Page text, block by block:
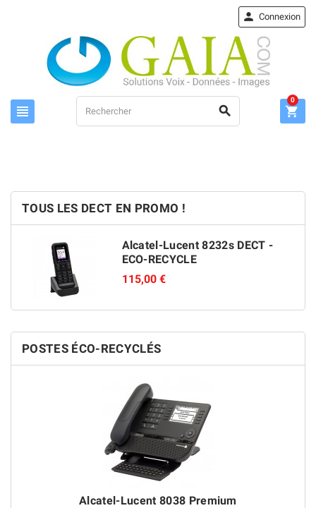
 
 Connexion

0
TOUS LES DECT EN PROMO !
Alcatel-Lucent 8232s DECT -
ECO-RECYCLE
115,00 €
POSTES ÉCO-RECYCLÉS
Alcatel-Lucent 8038 Premium